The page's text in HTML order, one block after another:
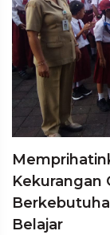
Kekurangan
Belajar